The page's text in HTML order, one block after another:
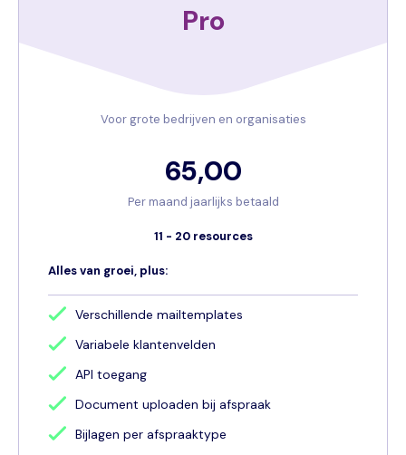
Pro
Voor grote bedrijven en organisaties
65,00
Per maand jaarlijks betaald
11 - 20 resources
Alles van groei, plus:
Verschillende mailtemplates
Variabele klantenvelden
API toegang
Document uploaden bij afspraak
Bijlagen per afspraaktype